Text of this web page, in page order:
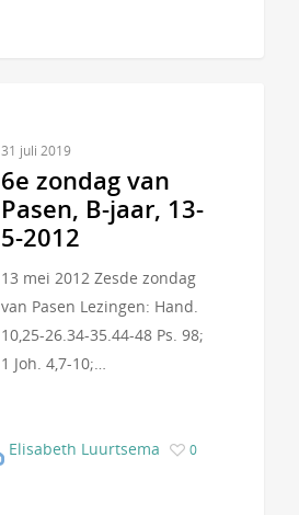
31 juli 2019
6e zondag van
Pasen, B-jaar, 13-
5-2012
13 mei 2012 Zesde zondag
van Pasen Lezingen: Hand.
10,25-26.34-35.44-48 Ps. 98;
1 Joh. 4,7-10;…
Elisabeth Luurtsema 0